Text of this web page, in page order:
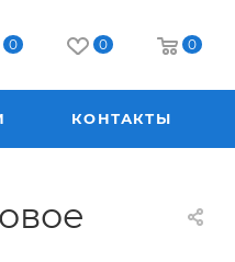
0 0 0
КОНТАКТЫ